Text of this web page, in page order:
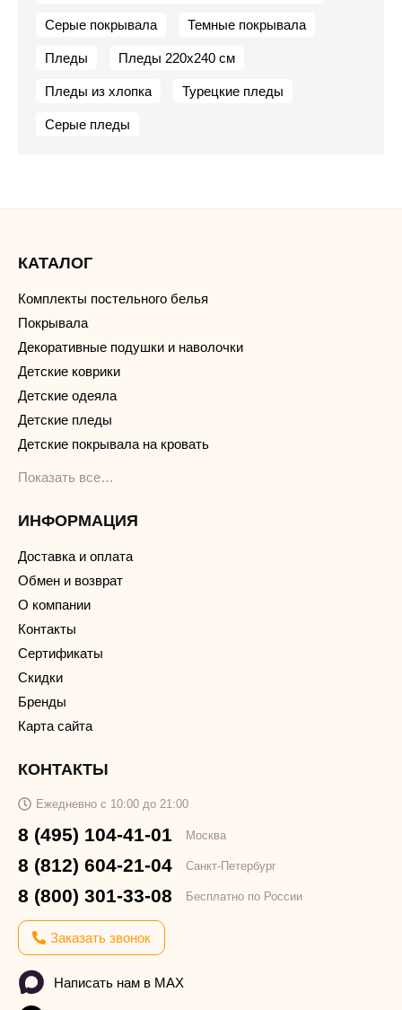
Серые покрывала Темные покрывала
Пледы Пледы 220х240 см
Пледы из хлопка Турецкие пледы
Серые пледы
КАТАЛОГ
Комплекты постельного белья
Покрывала
Декоративные подушки и наволочки
Детские коврики
Детские одеяла
Детские пледы
Детские покрывала на кровать
Показать все…
ИНФОРМАЦИЯ
Доставка и оплата
Обмен и возврат
О компании
Контакты
Сертификаты
Скидки
Бренды
Карта сайта
КОНТАКТЫ
Ежедневно с 10:00 до 21:00
8 (495) 104-41-01 Москва
8 (812) 604-21-04 Санкт-Петербург
8 (800) 301-33-08 Бесплатно по России
Заказать звонок
Написать нам в MAX